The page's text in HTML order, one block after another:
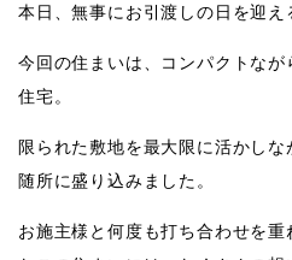
本日、無事にお引渡しの日を迎え
今回の住まいは、コンパクトな
住宅。
限られた敷地を最大限に活かし
随所に盛り込みました。
お施主様と何度も打ち合わせを